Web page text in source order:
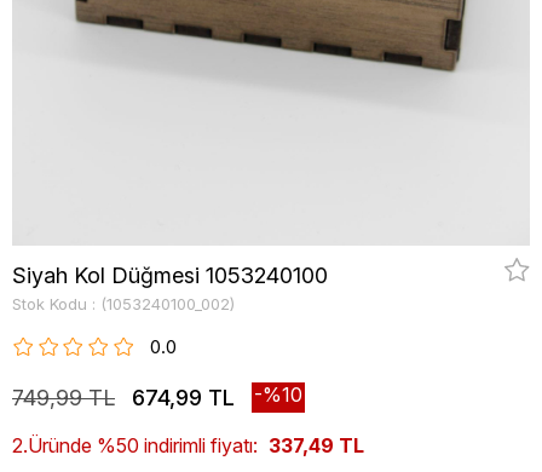
Siyah Kol Düğmesi 1053240100
Stok Kodu (1053240100_002)
0.0
749,99 TL 674,99 TL 10
2.Üründe %50 indirimli fiyatı: 337,49 TL